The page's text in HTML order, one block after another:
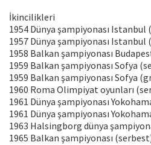
İkincilikleri
1954 Dünya şampiyonası
1957 Dünya şampiyonası
1958 Balkan şampiyonası
1959 Balkan şampiyonası Sofya
1959 Balkan şampiyonası Sofya
1960 Roma Olimpiyat oyunları
1961 Dünya şampiyonası
1961 Dünya şampiyonası
1963 Halsingborg dünya
1965 Balkan şampiyonası